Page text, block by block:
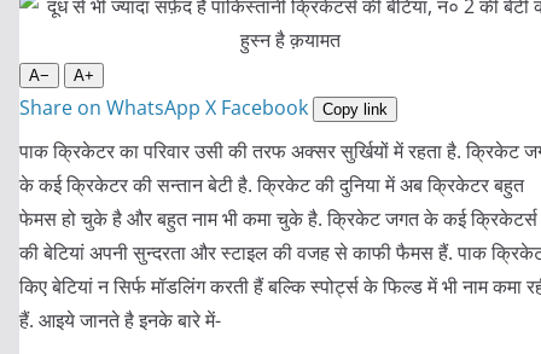
A− A+
Share on WhatsApp X Facebook Copy link
पाक क्रिकेटर का परिवार उसी की तरफ अक्सर सुर्खियों में रहता है. क्रिकेट
के कई क्रिकेटर की सन्तान बेटी है. क्रिकेट की दुनिया में अब क्रिकेटर बहुत
फेमस हो चुके है और बहुत नाम भी कमा चुके है. क्रिकेट जगत के कई क्रिकेटर्स
की बेटियां अपनी सुन्दरता और स्टाइल की वजह से काफी फैमस हैं. पाक
किए बेटियां न सिर्फ मॉडलिंग करती हैं बल्कि स्पोर्ट्स के फिल्ड में भी नाम कमा
हैं. आइये जानते है इनके बारे में-